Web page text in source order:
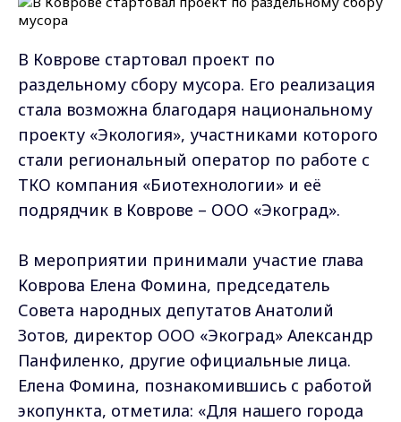
В Коврове стартовал проект по
раздельному сбору мусора. Его реализация
стала возможна благодаря национальному
проекту «Экология», участниками которого
стали региональный оператор по работе с
ТКО компания «Биотехнологии» и её
подрядчик в Коврове – ООО «Экоград».
В мероприятии принимали участие глава
Коврова Елена Фомина, председатель
Совета народных депутатов Анатолий
Зотов, директор ООО «Экоград» Александр
Панфиленко, другие официальные лица.
Елена Фомина, познакомившись с работой
экопункта, отметила: «Для нашего города